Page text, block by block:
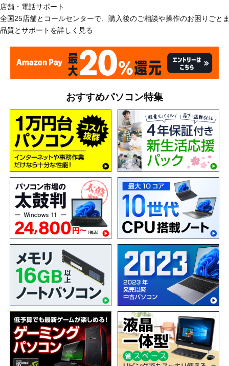
店舗・電話サポート
全国25店舗とコールセンターで、購入後のご相談や操作のお困りごと
品質とサポートを詳しく見る
おすすめパソコン特集